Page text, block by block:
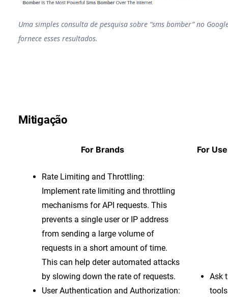
Uma simples consulta de pesquisa sobre “sms bomber” no
fornece esses resultados.
Mitigação
For Brands For
Rate Limiting and Throttling:
Implement rate limiting and throttling
mechanisms for API requests. This
prevents a single user or IP address
from sending a large volume of
requests in a short amount of time.
This can help deter automated attacks
by slowing down the rate of requests.
User Authentication and Authorization:
Ask
tools